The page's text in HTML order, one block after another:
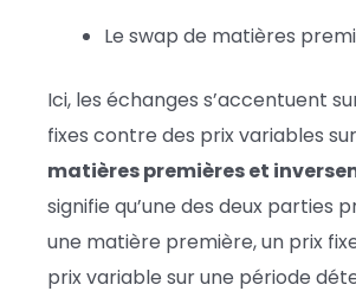
Le swap de matières
Ici, les échanges s’accentuent
fixes contre des prix variables sur
matières premières et
signifie qu’une des deux parties
une matière première, un prix
prix variable sur une période